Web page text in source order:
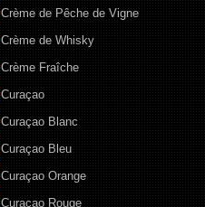
Crème de Pêche de Vigne
Crème de Whisky
Crème Fraîche
Curaçao
Curaçao Blanc
Curaçao Bleu
Curaçao Orange
Curaçao Rouge